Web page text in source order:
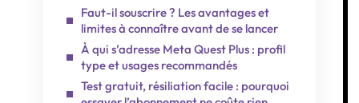
Faut-il souscrire ? Les avantages et
limites à connaître avant de se lancer
À qui s’adresse Meta Quest Plus : profil
type et usages recommandés
Test gratuit, résiliation facile : pourquoi